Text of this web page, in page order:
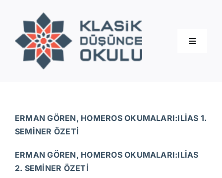
content
Toggle
Eğitimler
ERMAN GÖREN, HOMEROS OKUMALARI:ILİAS 1.
SEMİNER ÖZETİ
ERMAN GÖREN, HOMEROS OKUMALARI:ILİAS
2. SEMİNER ÖZETİ